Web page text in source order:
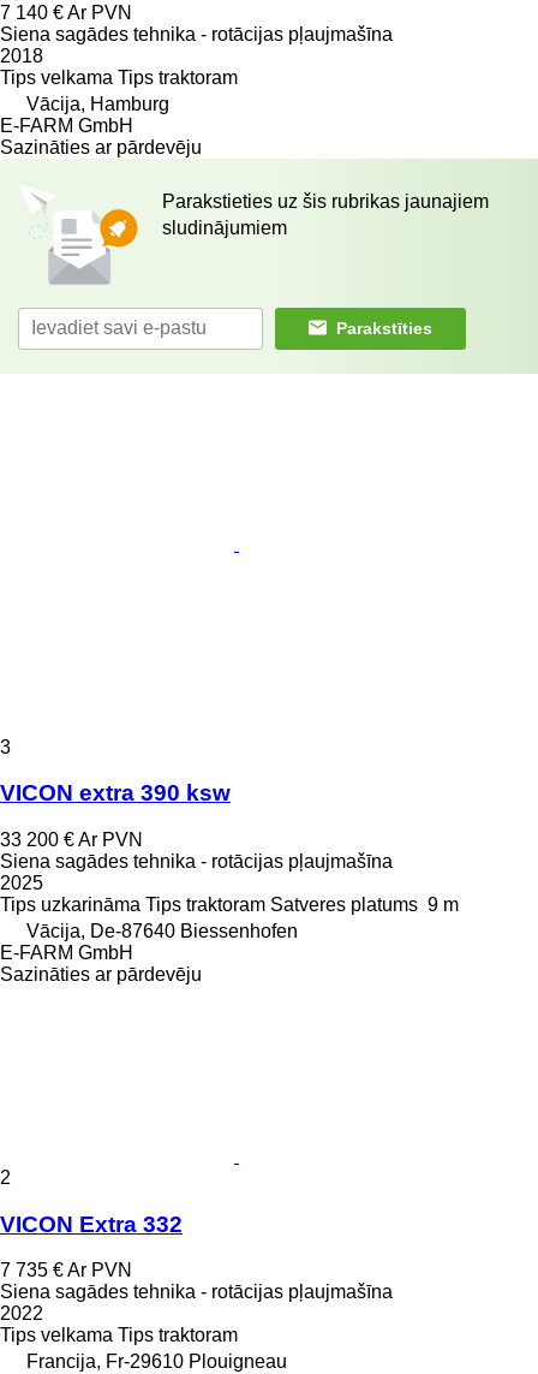
7 140 €Ar PVN
Siena sagādes tehnika - rotācijas pļaujmašīna
2018
Tips velkama Tips traktoram
Vācija, Hamburg
E-FARM GmbH
Sazināties ar pārdevēju
Parakstieties uz šis rubrikas jaunajiem
sludinājumiem
Parakstīties
3
VICON extra 390 ksw
33 200 €Ar PVN
Siena sagādes tehnika - rotācijas pļaujmašīna
2025
Tips uzkarināma Tips traktoram Satveres platums 9 m
Vācija, De-87640 Biessenhofen
E-FARM GmbH
Sazināties ar pārdevēju
2
VICON Extra 332
7 735 €Ar PVN
Siena sagādes tehnika - rotācijas pļaujmašīna
2022
Tips velkama Tips traktoram
Francija, Fr-29610 Plouigneau